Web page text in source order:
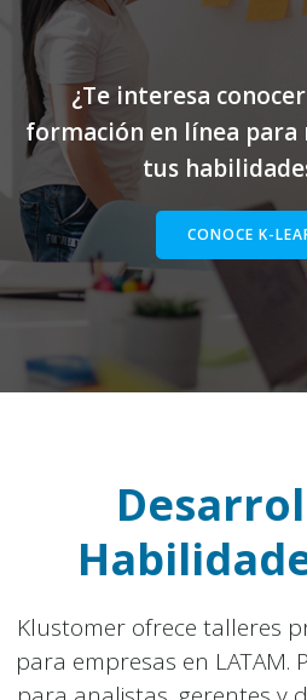
¿Te interesa
formación en línea
tus
CONOCE K-
Klustomer ofrece talleres
para empresas en LATAM.